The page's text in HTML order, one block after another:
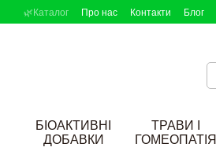
Перейти до основного контенту
🌿Каталог Про нас Контакти Блог
БІОАКТИВНІ
ДОБАВКИ
ТРАВИ І
ГОМЕОПАТІЯ